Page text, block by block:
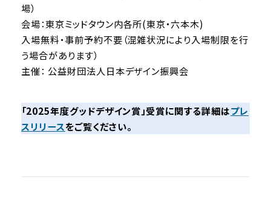
場）
会場：東京ミッドタウン内各所(東京・六本木)
入場無料・事前予約不要（混雑状況により入場制限を行
う場合があります）
主催： 公益財団法人日本デザイン振興会
「2025年度グッドデザイン賞」受賞に関する詳細はプレ
スリリースをご覧ください。